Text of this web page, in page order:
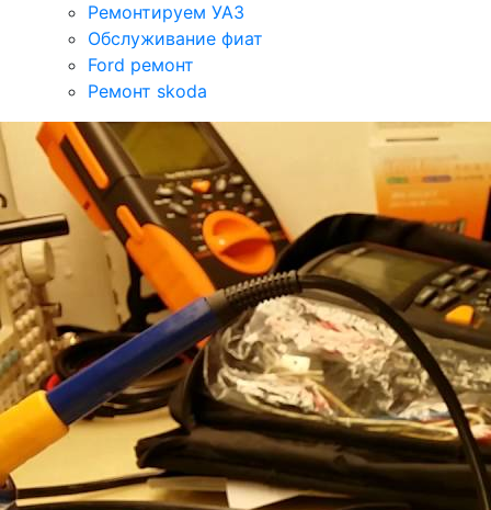
Ремонтируем УАЗ
Обслуживание фиат
Ford ремонт
Ремонт skoda